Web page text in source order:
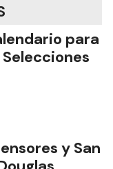
para
y San